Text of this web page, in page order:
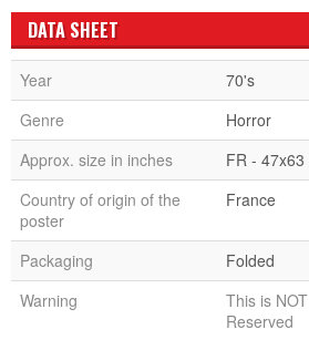
DATA SHEET
Year
70's
Genre
Horror
Approx. size in inches
FR -
Country of origin of the
poster
France
Packaging
Folded
Warning
This is
Reserved